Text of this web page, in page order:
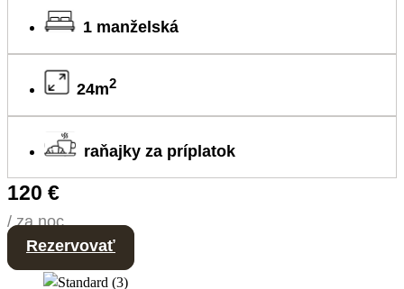
1 manželská
24m2
raňajky za príplatok
120 €
/ za noc
Rezervovať